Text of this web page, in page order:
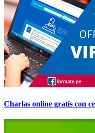
Charlas online gratis con